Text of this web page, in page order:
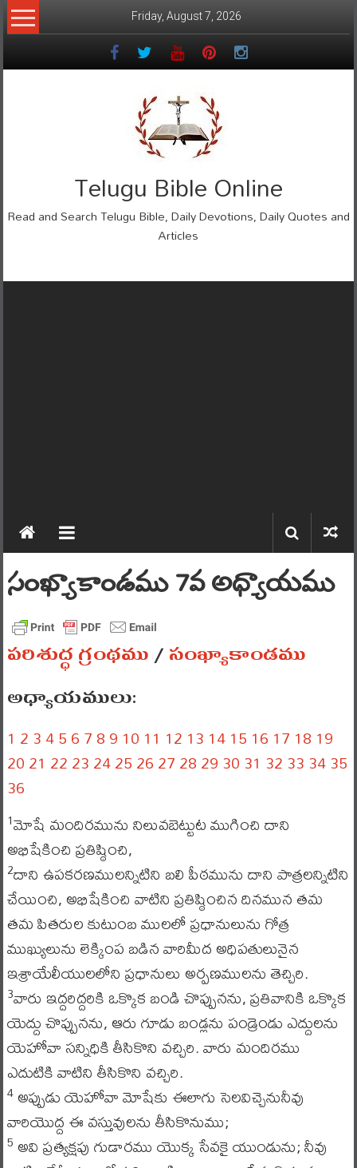
Skip
to
Friday, August 7, 2026
Telugu Bible Online
Read and Search Telugu Bible, Daily Devotions, Daily Quotes and
Articles
సంఖ్యాకాండము 7వ అధ్యాయము
పరిశుద్ధ గ్రంథము/సంఖ్యాకాండము
అధ్యాయములు:
1 23456789 10 11 12 13 1415 16 17 18 19
2021 22232425262728293031 32333435
36
1మోషే మందిరమును నిలువబెట్టుట ముగించి దాని
అభిషేకించి ప్రతిష్ఠించి,
2దాని ఉపకరణములన్నిటిని బలి పీఠమును దాని పాత్రలన్నిటిని
చేయించి, అభిషేకించి వాటిని ప్రతిష్ఠించిన దినమున తమ
తమ పితరుల కుటుంబ ములలో ప్రధానులును గోత్ర
ముఖ్యులును లెక్కింప బడిన వారిమీద అధిపతులునైన
ఇశ్రాయేలీయులలోని ప్రధానులు అర్పణములను తెచ్చిరి.
3వారు ఇద్దరిద్దరికి ఒక్కొక బండి చొప్పునను, ప్రతివానికి ఒక్కొక
యెద్దు చొప్పునను, ఆరు గూడు బండ్లను పండ్రెండు ఎద్దులను
యెహోవా సన్నిధికి తీసికొని వచ్చిరి. వారు మందిరము
ఎదుటికి వాటిని తీసికొని వచ్చిరి.
4అప్పుడు యెహోవా మోషేకు ఈలాగు సెలవిచ్చెనునీవు
వారియొద్ద ఈ వస్తువులను తీసికొనుము;
5 అవి ప్రత్యక్షపు గుడారము యొక్క సేవకై యుండును; నీవు